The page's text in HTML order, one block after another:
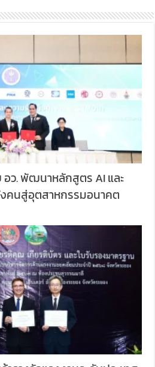
อว. พัฒนาหลักสูตร AI และ
คนสู่อุตสาหกรรมอนาคต